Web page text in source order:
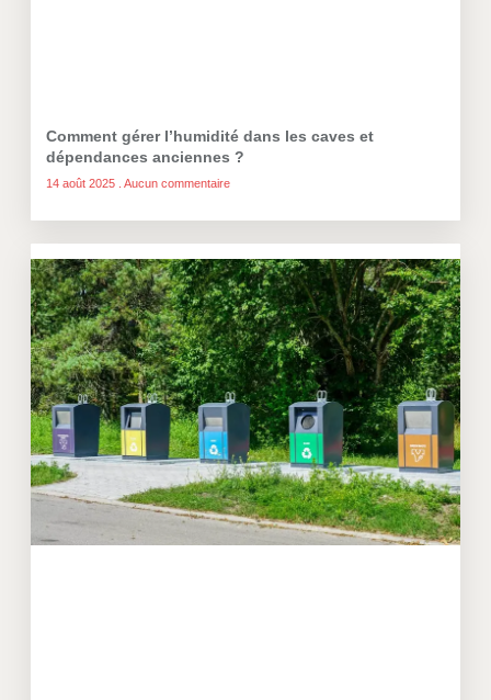
Comment gérer l’humidité dans les caves et
dépendances anciennes ?
14 août 2025 Aucun commentaire